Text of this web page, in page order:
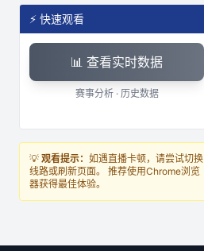
⚡ 快速观看
📊 查看实时数据
赛事分析 · 历史数据
💡 观看提示： 如遇直播卡顿，请尝试切换
线路或刷新页面。 推荐使用Chrome浏览
器获得最佳体验。